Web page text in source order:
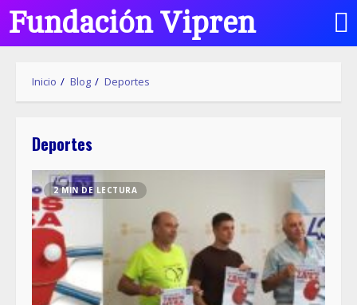
Fundación Vipren
Inicio Blog Deportes
Deportes
2 MIN DE LECTURA